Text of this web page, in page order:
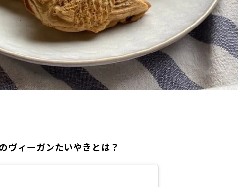
ヴィーガンたいやきとは？